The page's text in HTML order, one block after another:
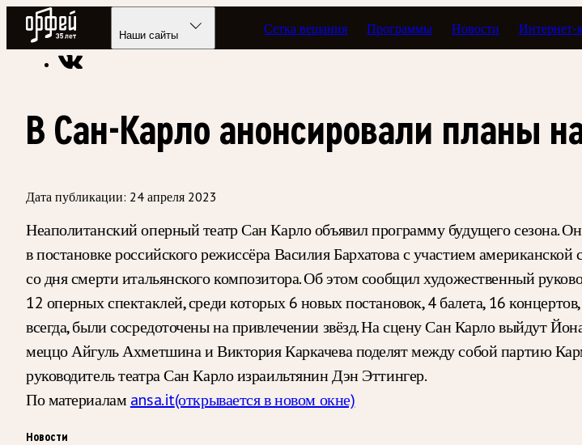
Радио Орфей
Наши сайты Сетка вещания Программы Новости Интернет-
Радио классической музыки «Орфей» Новости
В Сан-Карло анонсировали планы
Дата публикации: 24 апреля 2023
Неаполитанский оперный театр Сан Карло объявил программу будущего сезона.
в постановке российского режиссёра Василия Бархатова с участием
со дня смерти итальянского композитора. Об этом сообщил художественный
12 оперных спектаклей, среди которых 6 новых постановок, 4 балета, 16
всегда, были сосредоточены на привлечении звёзд. На сцену Сан Карло выйдут
меццо Айгуль Ахметшина и Виктория Каркачева поделят между собой партию
руководитель театра Сан Карло израильтянин Дэн Эттингер.
По материалам ansa.it(открывается в новом окне)
Новости